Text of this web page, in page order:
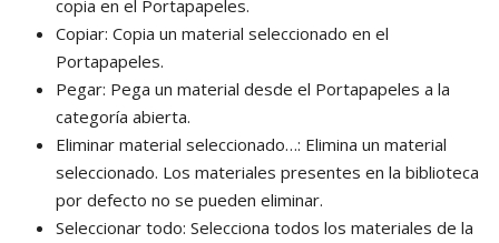
copia en el Portapapeles.
Copiar: Copia un material seleccionado en el
Portapapeles.
Pegar: Pega un material desde el Portapapeles a la
categoría abierta.
Eliminar material seleccionado…: Elimina un material
seleccionado. Los materiales presentes en la biblioteca
por defecto no se pueden eliminar.
Seleccionar todo: Selecciona todos los materiales de la